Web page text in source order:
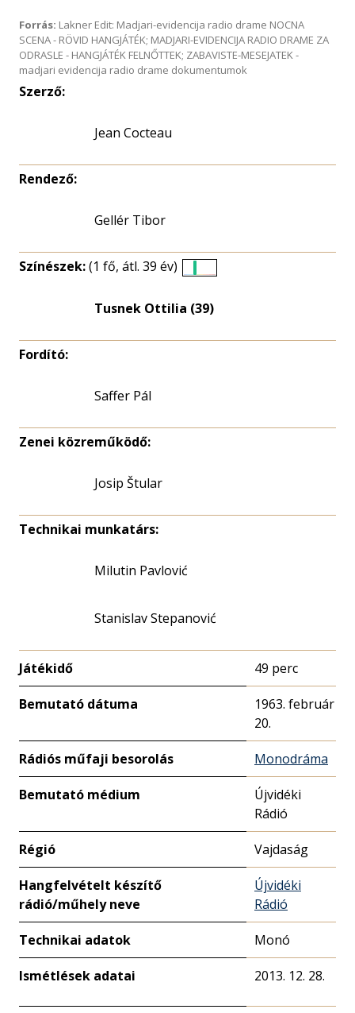
Forrás: Lakner Edit: Madjari-evidencija radio drame NOCNA
SCENA - RÖVID HANGJÁTÉK; MADJARI-EVIDENCIJA RADIO DRAME ZA
ODRASLE - HANGJÁTÉK FELNŐTTEK; ZABAVISTE-MESEJATEK -
madjari evidencija radio drame dokumentumok
Szerző:
Jean Cocteau
Rendező:
Gellér Tibor
Színészek:(1 fő, átl. 39 év)
eloszlás
Tusnek Ottilia (39)
Fordító:
Saffer Pál
Zenei közreműködő:
Josip Štular
Technikai munkatárs:
Milutin Pavlović
Stanislav Stepanović
Játékidő 49 perc
Bemutató dátuma
1963. február
20.
Rádiós műfaji besorolás Monodráma
Bemutató médium
Újvidéki
Rádió
Régió Vajdaság
Hangfelvételt készítő
rádió/műhely neve
Újvidéki
Rádió
Technikai adatok Monó
Ismétlések adatai 2013. 12. 28.